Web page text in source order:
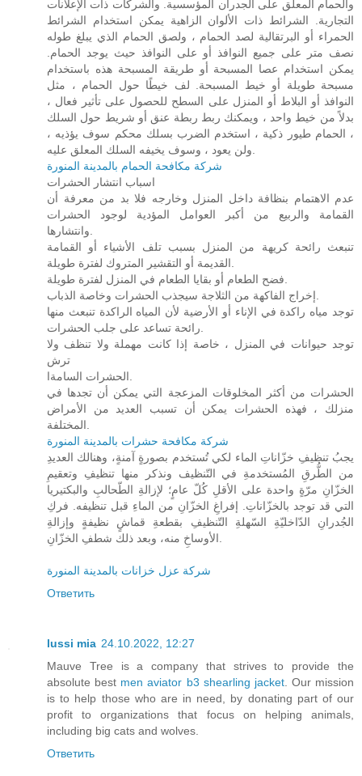
والحمام المعلق على الجدران المؤسسية. والشركات ذات الإعلانات
التجارية. الشرائط ذات الألوان الزاهية يمكن استخدام الشرائط
الحمراء أو البرتقالية لصد الحمام ، ولصق الحمام الذي يبلغ طوله
نصف متر على جميع النوافذ أو على النوافذ حيث يوجد الحمام.
يمكن استخدام عصا المسبحة أو طريقة المسبحة هذه باستخدام
مسبحة طويلة أو خيط المسبحة. لف خيطًا حول الحمام ، مثل
النوافذ أو البلاط أو المنزل على السطح للحصول على تأثير فعال ،
بدلاً من خيط واحد ، ويمكنك ربط ربطة عنق أو شريط حول السلك
، الحمام طيور ذكية ، استخدم الضرب بسلك محكم سوف يؤذيه ،
شركة مكافحة الحمام بالمدينة المنورة
اسباب انتشار الحشرات
عدم الاهتمام بنظافة داخل المنزل وخارجه فلا بد من معرفة أن
القمامة والربيع من أكبر العوامل المؤدية لوجود الحشرات
تنبعث رائحة كريهة من المنزل بسبب تلف الأشياء أو القمامة
توجد مياه راكدة في الإناء أو الأرضية لأن المياه الراكدة تنبعث منها
توجد حيوانات في المنزل ، خاصة إذا كانت مهملة ولا تنظف ولا
ترش
الحشرات من أكثر المخلوقات المزعجة التي يمكن أن تجدها في
منزلك ، فهذه الحشرات يمكن أن تسبب العديد من الأمراض
شركة مكافحة حشرات بالمدينة المنورة
يجبُ تنظيفِ خزّاناتِ الماء لكي تُستخدم بصورةٍ آمنةٍ، وهنالك العديدِ
من الطُّرقِ المُستخدمةِ في التّنظيف ونذكر منها تنظيفِ وتعقيمِ
الخزّانِ مرّةٍ واحدة على الأقلِ كُلّ عامٍ؛ لإزالةِ الطّحالبِ والبكتيريا
التي قد توجد بالخزّاناتِ. إفراغِ الخزّانِ من الماءِ قبل تنظيفه. فركِ
الجُدرانِ الدّاخليّةِ السّهلةِ التّنظيفِ بقطعةِ قماشٍ نظيفةٍ وإزالةِ
شركة عزل خزانات بالمدينة المنورة
Ответить
lussi mia 24.10.2022, 12:27
Mauve Tree is a company that strives to provide the
absolute best men aviator b3 shearling jacket. Our mission
is to help those who are in need, by donating part of our
profit to organizations that focus on helping animals,
including big cats and wolves.
Ответить